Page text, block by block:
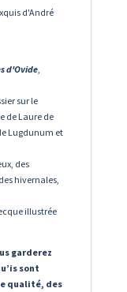
d'André
d'Ovide,
sur le
de Laure de
Lugdunum et
des
hivernales,
illustrée
garderez
sont
qualité, des